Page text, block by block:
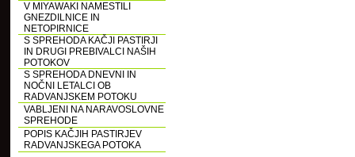
V MIYAWAKI NAMESTILI
GNEZDILNICE IN
NETOPIRNICE
S SPREHODA KAČJI PASTIRJI
IN DRUGI PREBIVALCI NAŠIH
POTOKOV
S SPREHODA DNEVNI IN
NOČNI LETALCI OB
RADVANJSKEM POTOKU
VABLJENI NA NARAVOSLOVNE
SPREHODE
POPIS KAČJIH PASTIRJEV
RADVANJSKEGA POTOKA